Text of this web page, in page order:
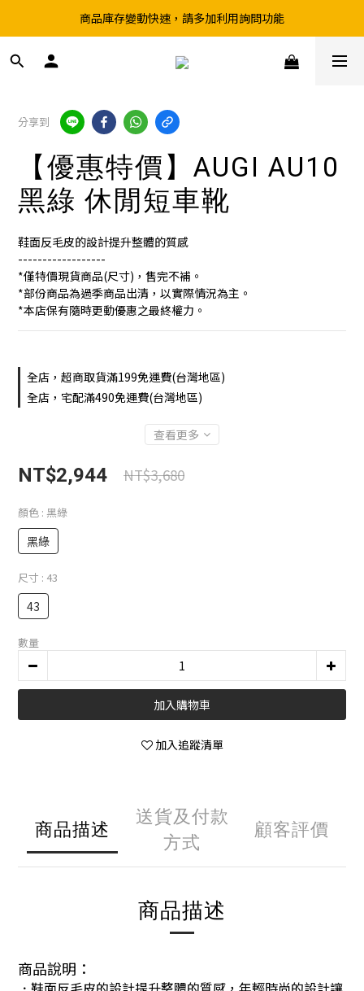
超取滿199、宅配滿490 享免運優惠
商品庫存變動快速，請多加利用詢問功能
前往實體店選購商品前，請先致電詢問庫存
分享到
【優惠特價】AUGI AU10
黑綠 休閒短車靴
鞋面反毛皮的設計提升整體的質感
------------------
*僅特價現貨商品(尺寸)，售完不補。
*部份商品為過季商品出清，以實際情況為主。
*本店保有隨時更動優惠之最終權力。
全店，超商取貨滿199免運費(台灣地區)
全店，宅配滿490免運費(台灣地區)
查看更多
NT$2,944 NT$3,680
顏色 : 黑綠
黑綠
尺寸 : 43
43
數量
加入購物車
加入追蹤清單
商品描述
送貨及付款
方式
顧客評價
商品描述
商品說明：